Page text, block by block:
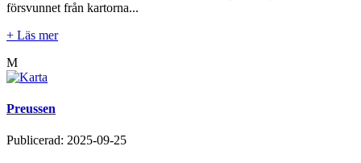
försvunnet från kartorna...
+ Läs mer
M
Preussen
Publicerad: 2025-09-25